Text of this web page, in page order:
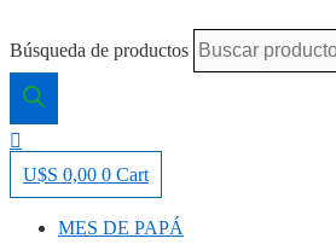
Búsqueda de productos
U$S 0,00 0 Cart
MES DE PAPÁ